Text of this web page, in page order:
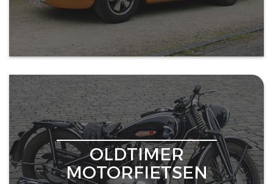
OLDTIMER
MOTORFIETSEN